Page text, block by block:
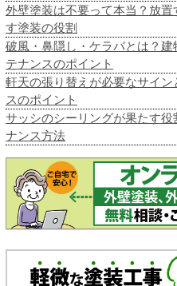
外壁塗装は不要って本当？放
す塗装の役割
破風・鼻隠し・ケラバとは？
テナンスのポイント
軒天の張り替えが必要なサイ
スのポイント
サッシのシーリングが果たす
ナンス方法